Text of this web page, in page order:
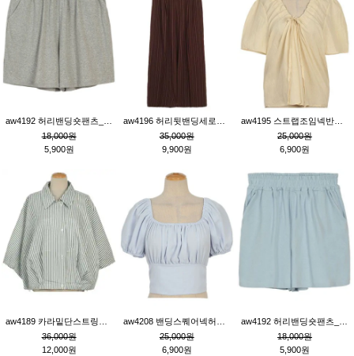
18,000원
5,900원
35,000원
9,900원
25,000원
6,900원
36,000원
12,000원
25,000원
6,900원
18,000원
5,900원